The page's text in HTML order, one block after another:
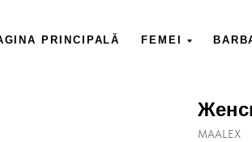
PRINCIPALĂ FEMEI
MAALEX